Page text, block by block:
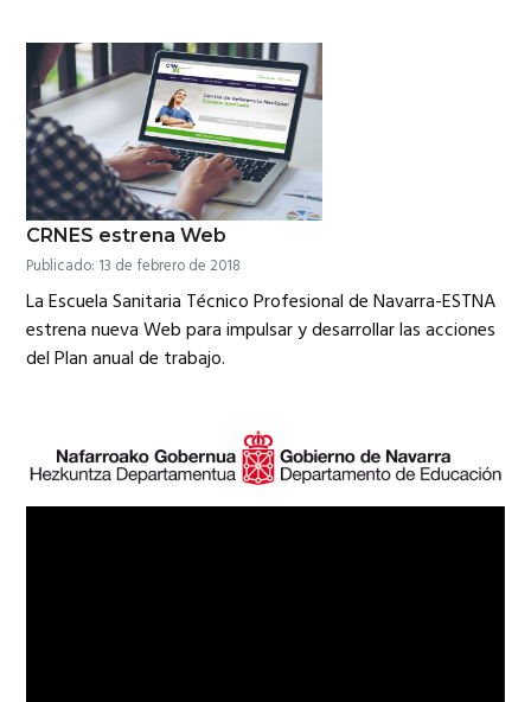
CRNES estrena Web
Publicado: 13 de febrero de 2018
La Escuela Sanitaria Técnico Profesional de Navarra-ESTNA
estrena nueva Web para impulsar y desarrollar las acciones
del Plan anual de trabajo.